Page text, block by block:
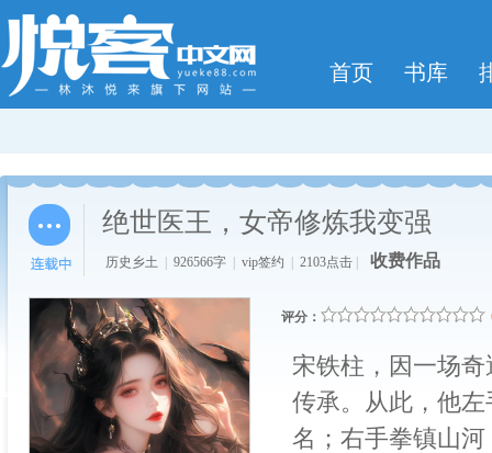
首页 书库
绝世医王，女帝修炼我变强
历史乡土 926566字 vip签约 2103点击 收费作品
评分：
宋铁柱，因一场
传承。从此，他
名；右手拳镇山河